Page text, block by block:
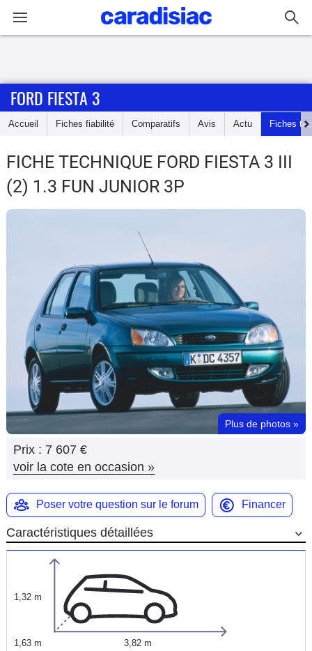
Accueil
Essais
Guide
Utilitaires
Flottes
Auto
Services
Forum
Moto
Marques
FORD FIESTA 3
Accueil Fiches fiabilité Comparatifs Avis Actu Fiches
FICHE TECHNIQUE FORD FIESTA 3 III
(2) 1.3 FUN JUNIOR 3P
Plus de photos »
Prix : 7 607 €
voir la cote en occasion »
Poser votre question sur le forum Financer
Caractéristiques détaillées
1,32 m
1,63 m 3,82 m